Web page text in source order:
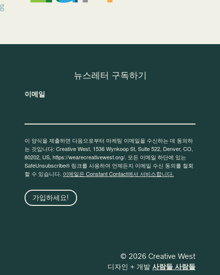
뉴스레터 구독하기
이메일
는 것입니다: Creative West, 1536 Wynkoop St, Suite 522, Denver, CO,
80202, US, https://wearecreativewest.org/. 모든 이메일 하단에 있는
SafeUnsubscribe® 링크를 사용하여 언제든지 이메일 수신 동의를 철회
할 수 있습니다.이메일은 Constant Contact에서 서비스합니다.
가입하세요!
© 2026 Creative West
디자인 + 개발사람들 사람들